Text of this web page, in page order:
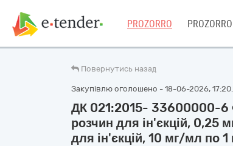
PROZORRO
Повернутись назад
Закупівлю оголошено - 18-06-2026,
ДК 021:2015- 33600000-6
розчин для ін'єкцій, 0,25
для ін'єкцій, 10 мг/мл по